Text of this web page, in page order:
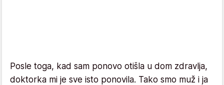
Posle toga, kad sam ponovo otišla u dom zdravlja,
doktorka mi je sve isto ponovila. Tako smo muž i ja